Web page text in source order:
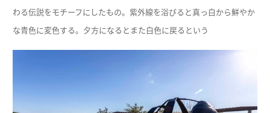
わる伝説をモチーフにしたもの。紫外線を浴びると真っ白から鮮やか
な青色に変色する。夕方になるとまた白色に戻るという